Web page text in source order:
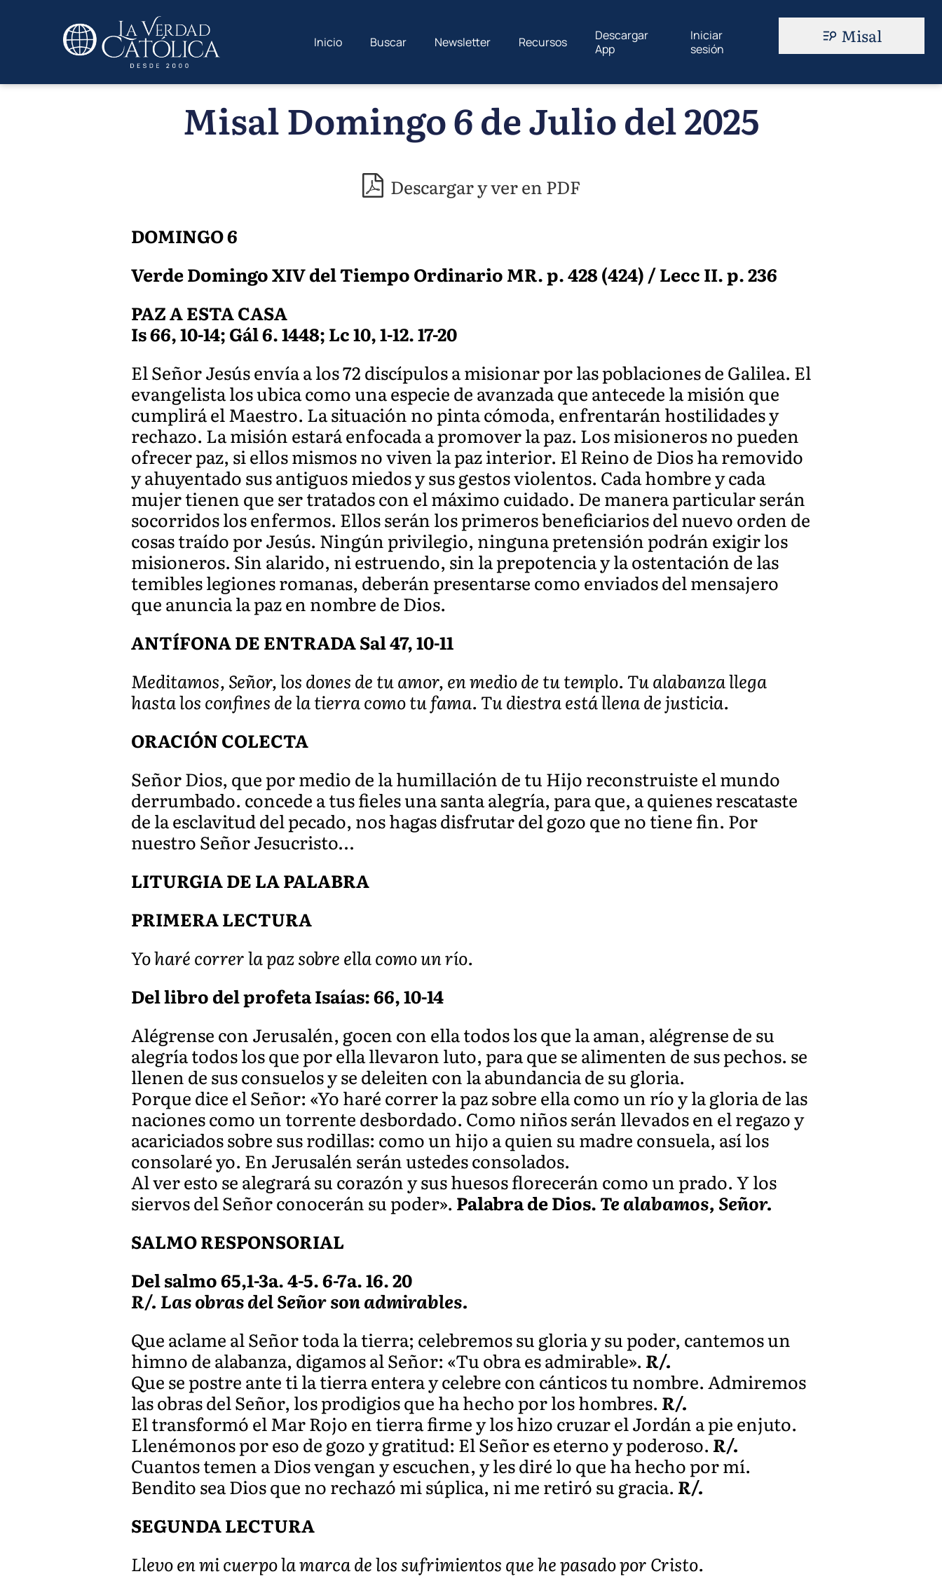
Inicio Buscar Newsletter Recursos
Descargar
App
Iniciar
sesión
Misal
Misal Domingo 6 de Julio del 2025
Descargar y ver en PDF
DOMINGO 6
Verde Domingo XIV del Tiempo Ordinario MR. p. 428 (424) / Lecc II. p. 236
PAZ A ESTA CASA
Is 66, 10-14; Gál 6. 1448; Lc 10, 1-12. 17-20
El Señor Jesús envía a los 72 discípulos a misionar por las poblaciones de Galilea. El
evangelista los ubica como una especie de avanzada que antecede la misión que
cumplirá el Maestro. La situación no pinta cómoda, enfrentarán hostilidades y
rechazo. La misión estará enfocada a promover la paz. Los misioneros no pueden
ofrecer paz, si ellos mismos no viven la paz interior. El Reino de Dios ha removido
y ahuyentado sus antiguos miedos y sus gestos violentos. Cada hombre y cada
mujer tienen que ser tratados con el máximo cuidado. De manera particular serán
socorridos los enfermos. Ellos serán los primeros beneficiarios del nuevo orden de
cosas traído por Jesús. Ningún privilegio, ninguna pretensión podrán exigir los
misioneros. Sin alarido, ni estruendo, sin la prepotencia y la ostentación de las
temibles legiones romanas, deberán presentarse como enviados del mensajero
que anuncia la paz en nombre de Dios.
ANTÍFONA DE ENTRADA Sal 47, 10-11
Meditamos, Señor, los dones de tu amor, en medio de tu templo. Tu alabanza llega
hasta los confines de la tierra como tu fama. Tu diestra está llena de justicia.
ORACIÓN COLECTA
Señor Dios, que por medio de la humillación de tu Hijo reconstruiste el mundo
derrumbado. concede a tus fieles una santa alegría, para que, a quienes rescataste
de la esclavitud del pecado, nos hagas disfrutar del gozo que no tiene fin. Por
nuestro Señor Jesucristo…
LITURGIA DE LA PALABRA
PRIMERA LECTURA
Yo haré correr la paz sobre ella como un río.
Del libro del profeta Isaías: 66, 10-14
Alégrense con Jerusalén, gocen con ella todos los que la aman, alégrense de su
alegría todos los que por ella llevaron luto, para que se alimenten de sus pechos. se
llenen de sus consuelos y se deleiten con la abundancia de su gloria.
Porque dice el Señor: «Yo haré correr la paz sobre ella como un río y la gloria de las
naciones como un torrente desbordado. Como niños serán llevados en el regazo y
acariciados sobre sus rodillas: como un hijo a quien su madre consuela, así los
consolaré yo. En Jerusalén serán ustedes consolados.
Al ver esto se alegrará su corazón y sus huesos florecerán como un prado. Y los
siervos del Señor conocerán su poder». Palabra de Dios.Te alabamos, Señor.
SALMO RESPONSORIAL
Del salmo 65,1-3a. 4-5. 6-7a. 16. 20
R/. Las obras del Señor son admirables.
Que aclame al Señor toda la tierra; celebremos su gloria y su poder, cantemos un
himno de alabanza, digamos al Señor: «Tu obra es admirable».R/.
Que se postre ante ti la tierra entera y celebre con cánticos tu nombre. Admiremos
las obras del Señor, los prodigios que ha hecho por los hombres.R/.
El transformó el Mar Rojo en tierra firme y los hizo cruzar el Jordán a pie enjuto.
Llenémonos por eso de gozo y gratitud: El Señor es eterno y poderoso.R/.
Cuantos temen a Dios vengan y escuchen, y les diré lo que ha hecho por mí.
Bendito sea Dios que no rechazó mi súplica, ni me retiró su gracia.R/.
SEGUNDA LECTURA
Llevo en mi cuerpo la marca de los sufrimientos que he pasado por Cristo.